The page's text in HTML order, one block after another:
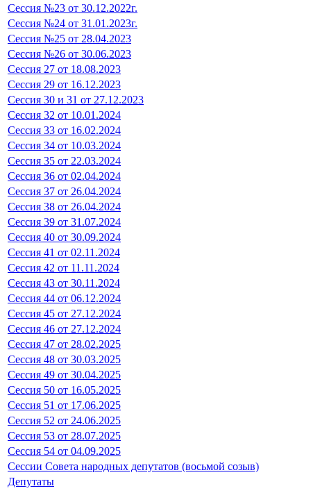
Сессия №23 от 30.12.2022г.
Сессия №24 от 31.01.2023г.
Сессия №25 от 28.04.2023
Сессия №26 от 30.06.2023
Сессия 27 от 18.08.2023
Сессия 29 от 16.12.2023
Сессия 30 и 31 от 27.12.2023
Сессия 32 от 10.01.2024
Сессия 33 от 16.02.2024
Сессия 34 от 10.03.2024
Сессия 35 от 22.03.2024
Сессия 36 от 02.04.2024
Сессия 37 от 26.04.2024
Сессия 38 от 26.04.2024
Сессия 39 от 31.07.2024
Сессия 40 от 30.09.2024
Сессия 41 от 02.11.2024
Сессия 42 от 11.11.2024
Сессия 43 от 30.11.2024
Сессия 44 от 06.12.2024
Сессия 45 от 27.12.2024
Сессия 46 от 27.12.2024
Сессия 47 от 28.02.2025
Сессия 48 от 30.03.2025
Сессия 49 от 30.04.2025
Сессия 50 от 16.05.2025
Сессия 51 от 17.06.2025
Сессия 52 от 24.06.2025
Сессия 53 от 28.07.2025
Сессия 54 от 04.09.2025
Сессии Совета народных депутатов (восьмой созыв)
Депутаты